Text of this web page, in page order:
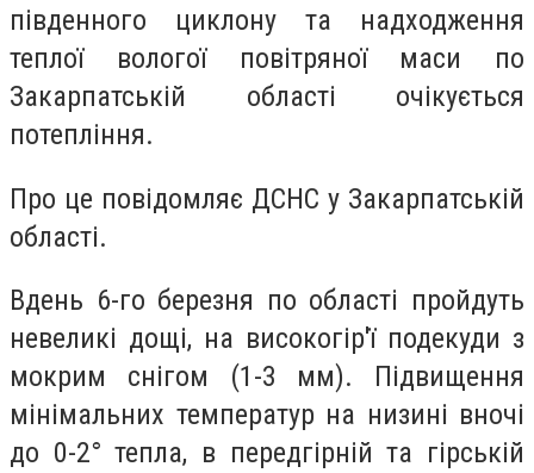
південного циклону та надходження
теплої вологої повітряної маси по
Закарпатській області очікується
потепління.
Про це повідомляє ДСНС у Закарпатській
області.
Вдень 6-го березня по області пройдуть
невеликі дощі, на високогір'ї подекуди з
мокрим снігом (1-3 мм). Підвищення
мінімальних температур на низині вночі
до 0-2° тепла, в передгірній та гірській